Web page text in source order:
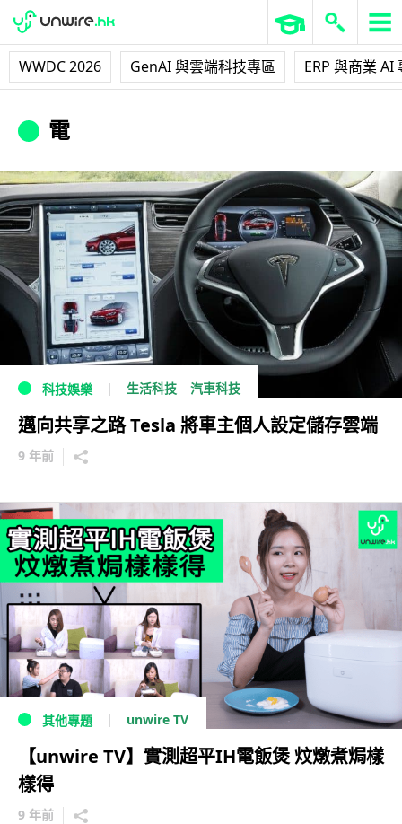
WWDC 2026 GenAI 與雲端科技專區 ERP 與商業 AI
電
科技娛樂 生活科技 汽車科技
邁向共享之路 Tesla 將車主個人設定儲存雲端
9 年前
其他專題 unwire TV
【unwire TV】實測超平IH電飯煲 炆燉煮焗樣
樣得
9 年前